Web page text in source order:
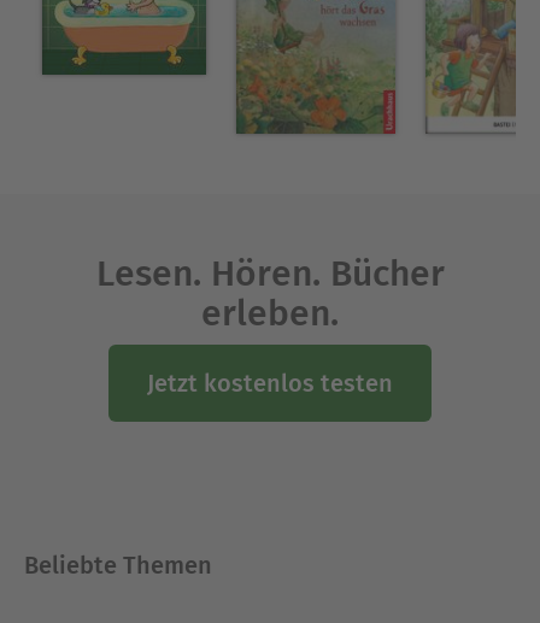
Lesen. Hören. Bücher
erleben.
Jetzt kostenlos testen
Beliebte Themen